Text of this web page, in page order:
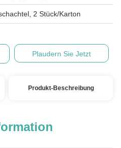
2 Stück/Karton
Plaudern Sie Jetzt
Produkt-Beschreibung